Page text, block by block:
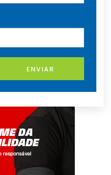
ENVIAR